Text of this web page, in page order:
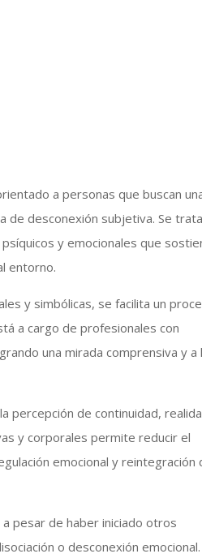
a personas que buscan
de desconexión subjetiva. Se
y emocionales que
entorno.
y simbólicas, se facilita un
a cargo de profesionales con
una mirada comprensiva y a
percepción de continuidad,
y corporales permite reducir el
emocional y reintegración
pesar de haber iniciado otros
o desconexión emocional.